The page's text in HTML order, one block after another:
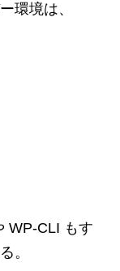
環境は、
WP-CLI もす
。